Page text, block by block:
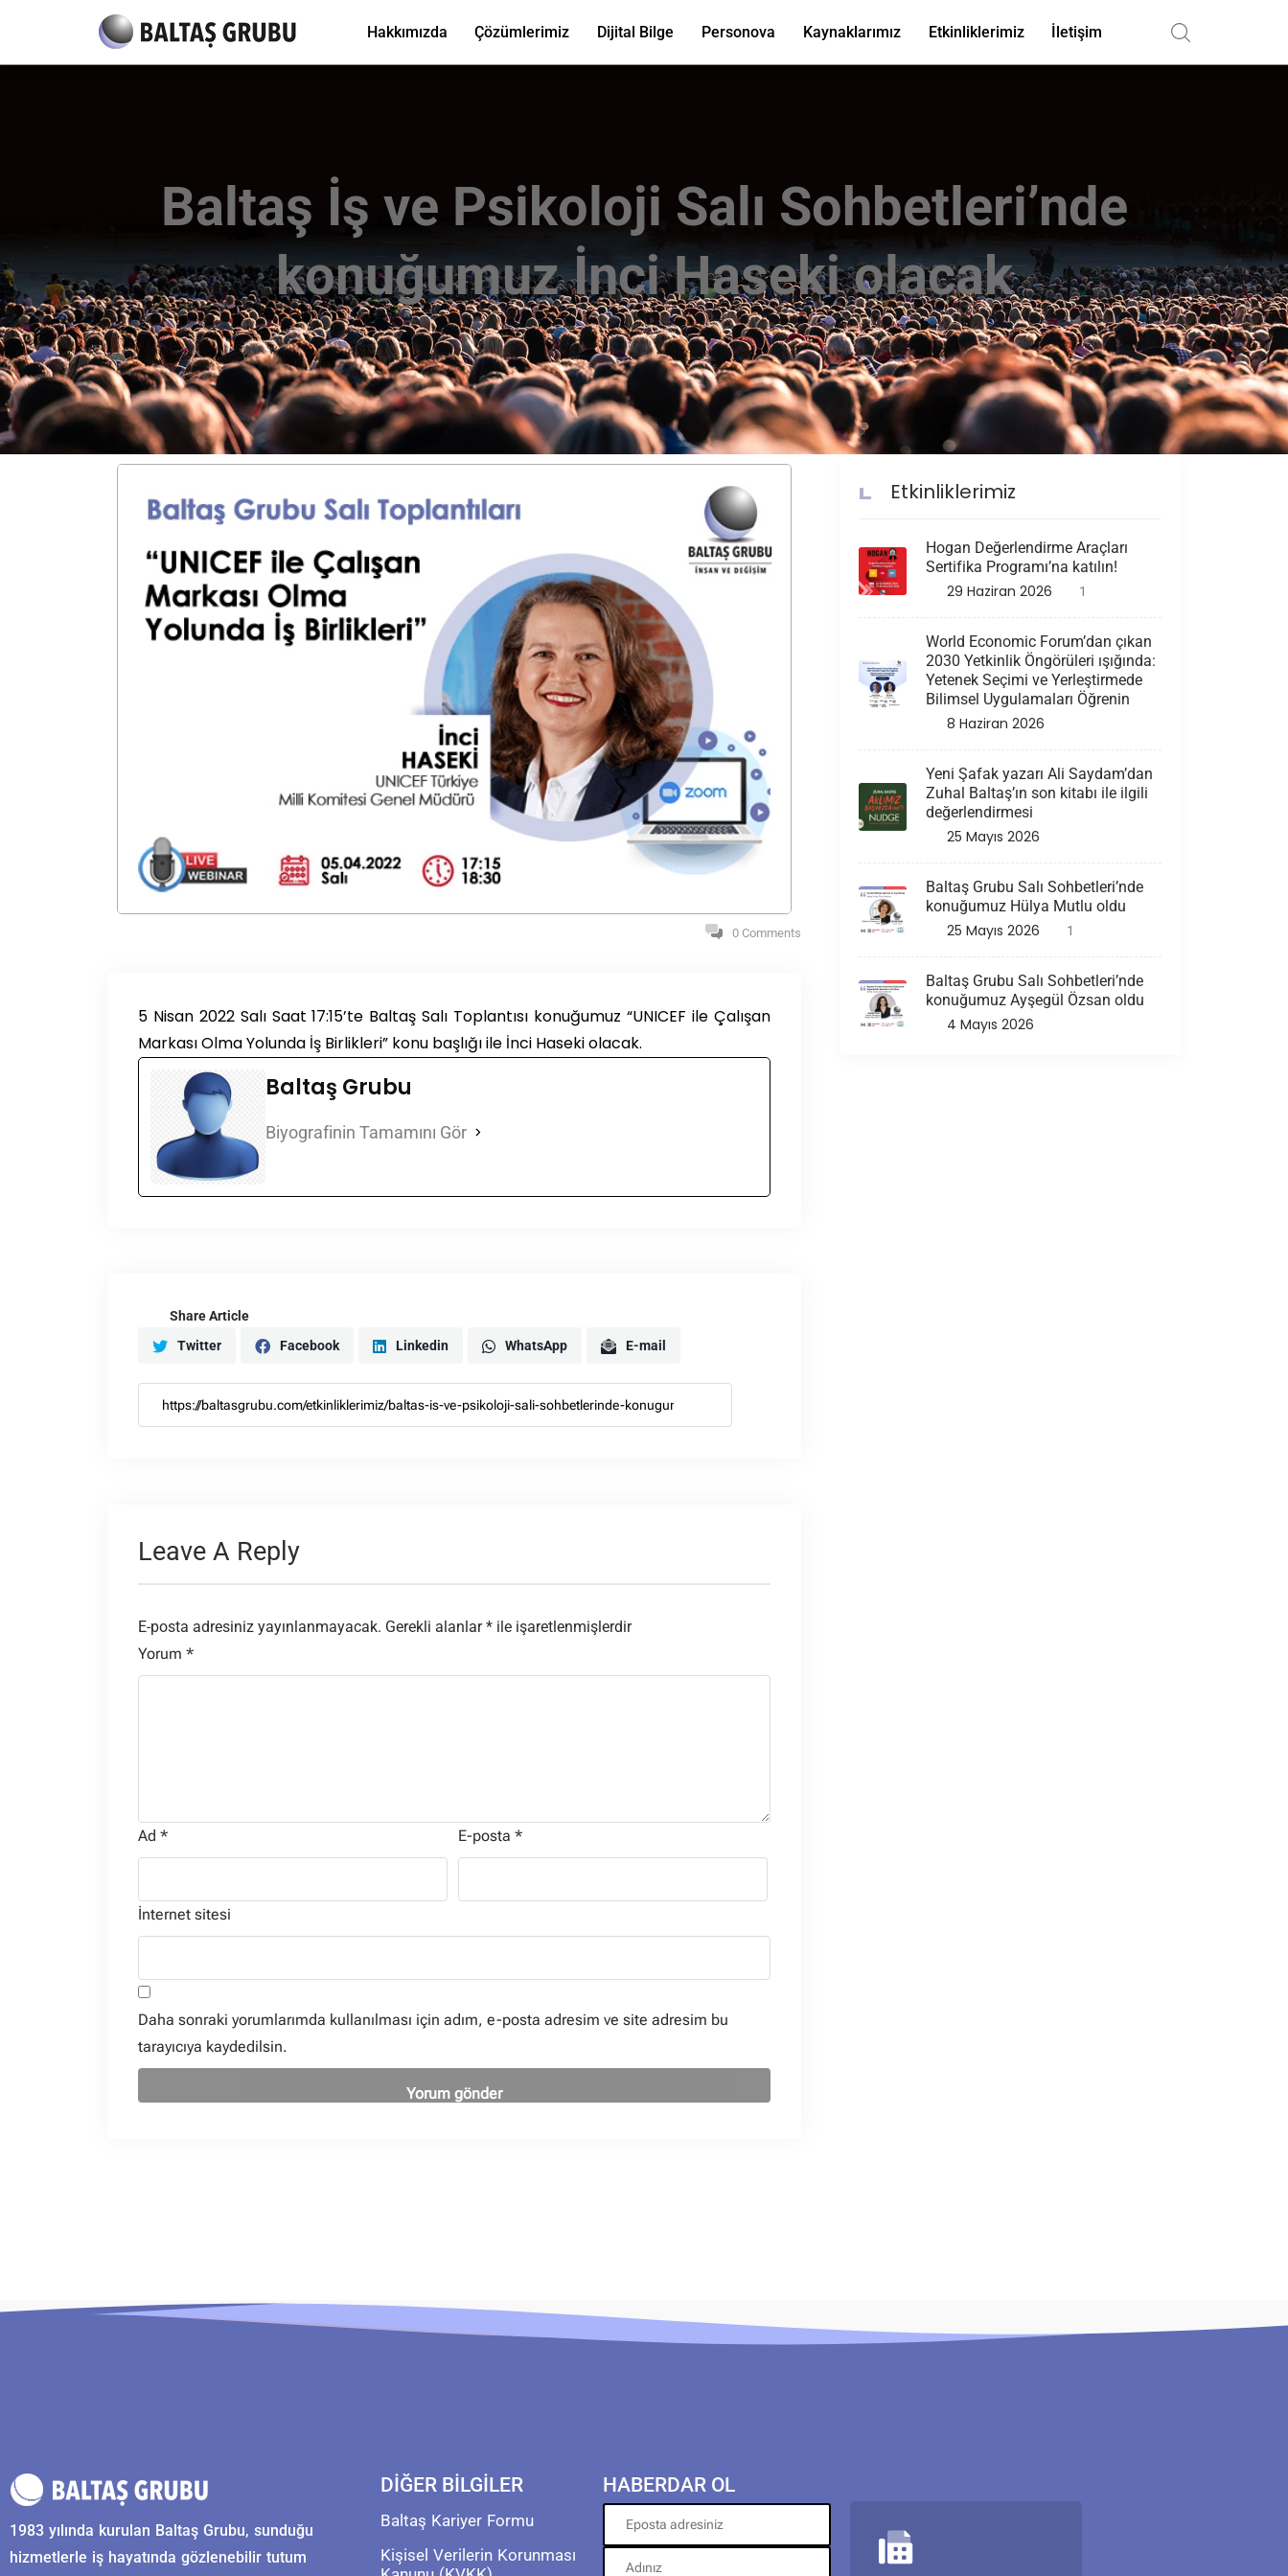
Hakkımızda Çözümlerimiz Dijital Bilge Personova Kaynaklarımız Etkinliklerimiz İletişim
Baltaş İş ve Psikoloji Salı Sohbetleri’nde
konuğumuz İnci Haseki olacak
0 Comments
5 Nisan 2022 Salı Saat 17:15’te Baltaş Salı Toplantısı konuğumuz “UNICEF ile Çalışan
Markası Olma Yolunda İş Birlikleri” konu başlığı ile İnci Haseki olacak.
Baltaş Grubu
Biyografinin Tamamını Gör
Share Article
Twitter
Facebook Linkedin WhatsApp E-mail
Leave A Reply
E-posta adresiniz yayınlanmayacak. Gerekli alanlar* ile işaretlenmişlerdir
Yorum *
Ad * E-posta *
İnternet sitesi
Daha sonraki yorumlarımda kullanılması için adım, e-posta adresim ve site adresim bu
tarayıcıya kaydedilsin.
Etkinliklerimiz
Hogan Değerlendirme Araçları
Sertifika Programı’na katılın!
29 Haziran 2026 1
World Economic Forum’dan çıkan
2030 Yetkinlik Öngörüleri ışığında:
Yetenek Seçimi ve Yerleştirmede
Bilimsel Uygulamaları Öğrenin
8 Haziran 2026
Yeni Şafak yazarı Ali Saydam’dan
Zuhal Baltaş’ın son kitabı ile ilgili
değerlendirmesi
25 Mayıs 2026
Baltaş Grubu Salı Sohbetleri’nde
konuğumuz Hülya Mutlu oldu
25 Mayıs 2026 1
Baltaş Grubu Salı Sohbetleri’nde
konuğumuz Ayşegül Özsan oldu
4 Mayıs 2026
1983 yılında kurulan Baltaş Grubu, sunduğu
hizmetlerle iş hayatında gözlenebilir tutum
DİĞER BİLGİLER
Baltaş Kariyer Formu
Kişisel Verilerin Korunması
HABERDAR OL